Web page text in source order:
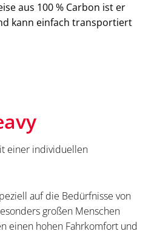
einer individuellen
auf die Bedürfnisse von
großen Menschen
einen hohen Fahrkomfort und
aus 100 % Carbon ist er
kann einfach transportiert